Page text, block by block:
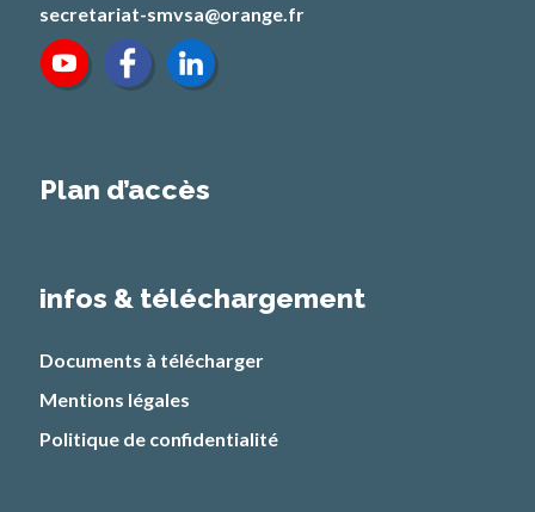
secretariat-smvsa@orange.fr
Plan d’accès
infos & téléchargement
Documents à télécharger
Mentions légales
Politique de confidentialité